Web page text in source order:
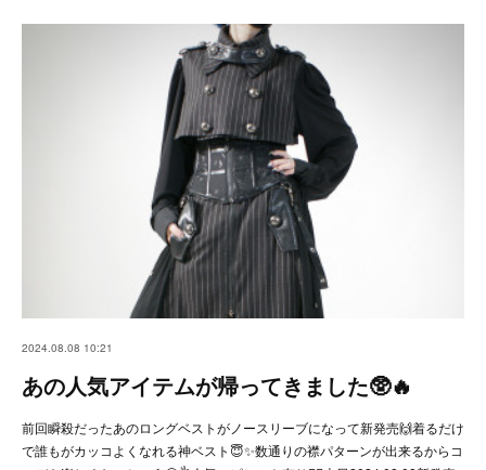
2024.08.08 10:21
あの人気アイテムが帰ってきました🥸🔥
前回瞬殺だったあのロングベストがノースリーブになって新発売🙌着るだけ
で誰もがカッコよくなれる神ベスト😇✨数通りの襟パターンが出来るからコ